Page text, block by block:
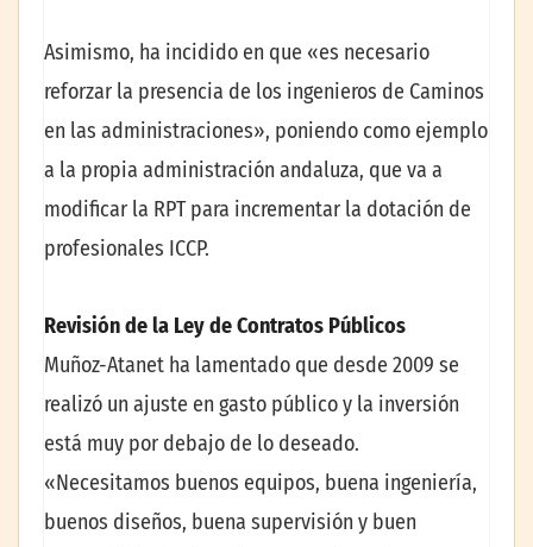
Asimismo, ha incidido en que «es necesario
reforzar la presencia de los ingenieros de Caminos
en las administraciones», poniendo como ejemplo
a la propia administración andaluza, que va a
modificar la RPT para incrementar la dotación de
profesionales ICCP.
Revisión de la Ley de Contratos Públicos
Muñoz-Atanet ha lamentado que desde 2009 se
realizó un ajuste en gasto público y la inversión
está muy por debajo de lo deseado.
«Necesitamos buenos equipos, buena ingeniería,
buenos diseños, buena supervisión y buen